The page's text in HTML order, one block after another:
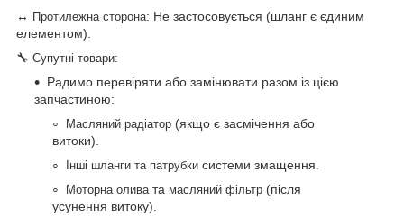
↔ Протилежна сторона: Не застосовується (шланг є єдиним
елементом).
🔧 Супутні товари:
Радимо перевіряти або замінювати разом із цією
запчастиною:
Масляний радіатор (якщо є засмічення або
витоки).
Інші шланги та патрубки системи змащення.
Моторна олива та масляний фільтр (після
усунення витоку).